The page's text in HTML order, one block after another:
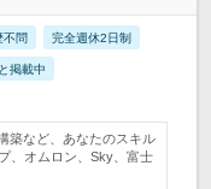
不問 完全週休2日制
掲載中
築など、あなたのスキル
、オムロン、Sky、富士